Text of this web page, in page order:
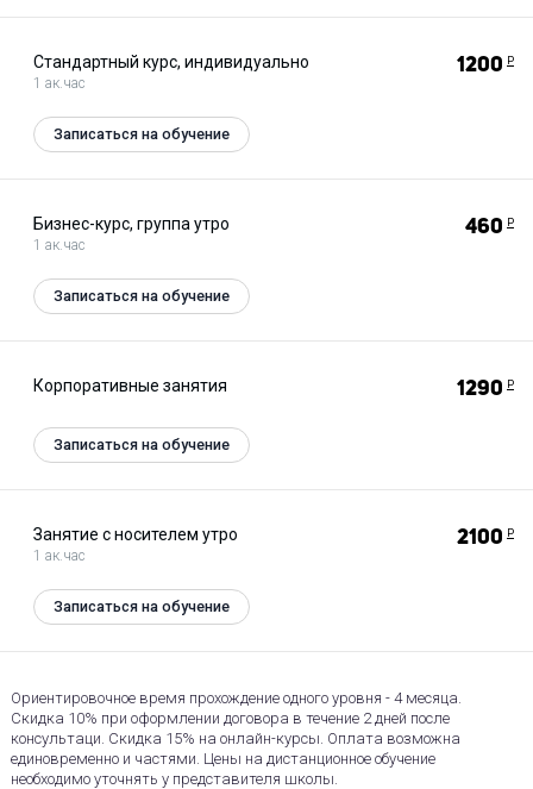
Стандартный курс, индивидуально
1 ак.час
1200 Р
Записаться на обучение
Бизнес-курс, группа утро
1 ак.час
460 Р
Записаться на обучение
Корпоративные занятия 1290 Р
Записаться на обучение
Занятие с носителем утро
1 ак.час
2100 Р
Записаться на обучение
Ориентировочное время прохождение одного уровня - 4 месяца.
Скидка 10% при оформлении договора в течение 2 дней после
консультаци. Скидка 15% на онлайн-курсы. Оплата возможна
единовременно и частями. Цены на дистанционное обучение
необходимо уточнять у представителя школы.